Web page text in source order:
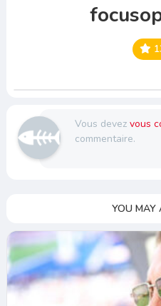
Vous devez vous
commentaire.
YOU MAY